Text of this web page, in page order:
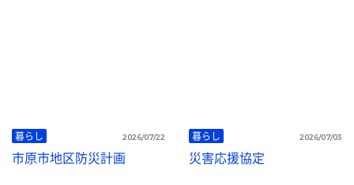
暮らし 2026/07/22
市原市地区防災計画
暮らし 2026/07/03
災害応援協定